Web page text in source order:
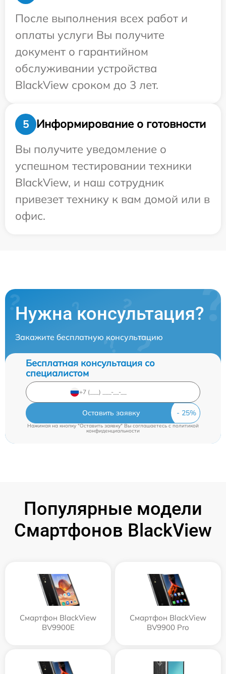
После выполнения всех работ и
оплаты услуги Вы получите
документ о гарантийном
обслуживании устройства
BlackView сроком до 3 лет.
5
Информирование о готовности
Вы получите уведомление о
успешном тестировании техники
BlackView, и наш сотрудник
привезет технику к вам домой или в
офис.
Нужна консультация?
Закажите бесплатную консультацию
Бесплатная консультация со
специалистом
Оставить заявку
Нажимая на кнопку "Оставить заявку" Вы соглашаетесь cполитикой
конфиденциальности
Популярные модели
Смартфонов BlackView
Смартфон BlackView
BV9900E
Смартфон BlackView
BV9900 Pro